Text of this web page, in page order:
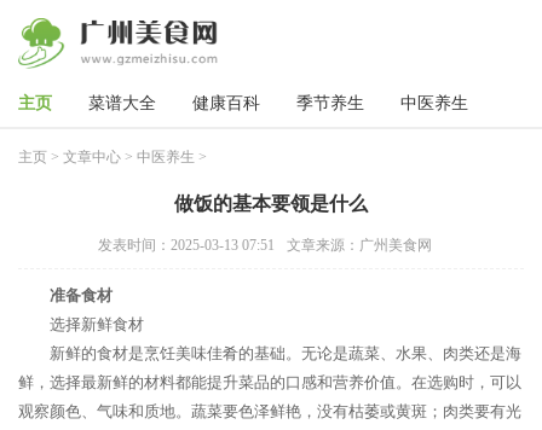
主页 菜谱大全 健康百科 季节养生 中医养生
主页 > 文章中心 > 中医养生 >
做饭的基本要领是什么
发表时间：2025-03-13 07:51 文章来源：广州美食网
准备食材
选择新鲜食材
新鲜的食材是烹饪美味佳肴的基础。无论是蔬菜、水果、肉类还是海
鲜，选择最新鲜的材料都能提升菜品的口感和营养价值。在选购时，可以
观察颜色、气味和质地。蔬菜要色泽鲜艳，没有枯萎或黄斑；肉类要有光